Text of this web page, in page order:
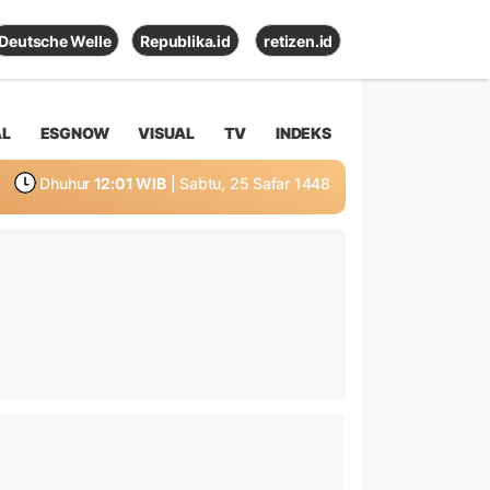
Deutsche Welle Republika.id retizen.id
ESGNOW VISUAL TV INDEKS
Dhuhur 12:01 WIB | Sabtu, 25 Safar 1448